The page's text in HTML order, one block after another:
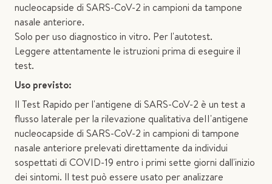
nucleocapside di SARS-CoV-2 in campioni da tampone
nasale anteriore.
Solo per uso diagnostico in vitro. Per l'autotest.
Leggere attentamente le istruzioni prima di eseguire il
test.
Uso previsto:
Il Test Rapido per l'antigene di SARS-CoV-2 è un test a
flusso laterale per la rilevazione qualitativa deII'antigene
nucleocapside di SARS-CoV-2 in campioni di tampone
nasale anteriore prelevati direttamente da individui
sospettati di COVID-19 entro i primi sette giorni dall'inizio
dei sintomi. Il test può essere usato per analizzare